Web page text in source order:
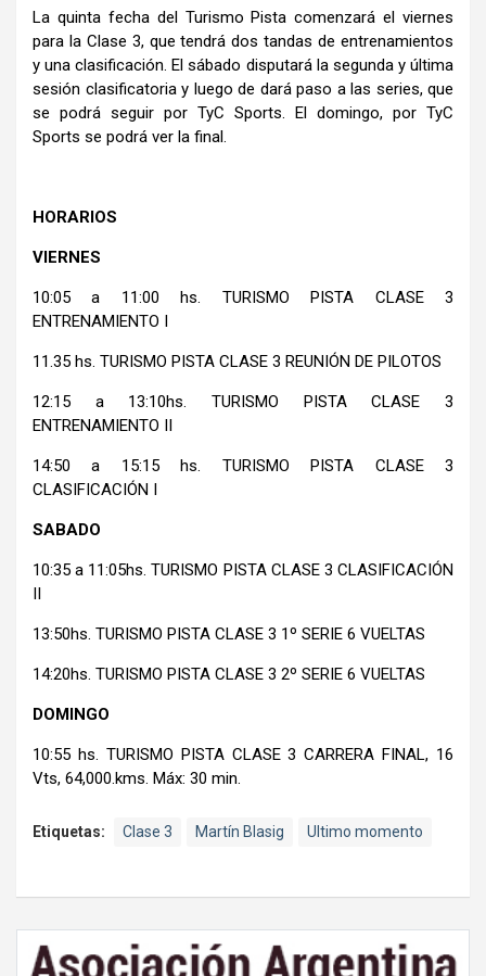
La quinta fecha del Turismo Pista comenzará el viernes
para la Clase 3, que tendrá dos tandas de entrenamientos
y una clasificación. El sábado disputará la segunda y última
sesión clasificatoria y luego de dará paso a las series, que
se podrá seguir por TyC Sports. El domingo, por TyC
Sports se podrá ver la final.
HORARIOS
VIERNES
10:05 a 11:00 hs. TURISMO PISTA CLASE 3
ENTRENAMIENTO I
11.35 hs. TURISMO PISTA CLASE 3 REUNIÓN DE PILOTOS
12:15 a 13:10hs. TURISMO PISTA CLASE 3
ENTRENAMIENTO II
14:50 a 15:15 hs. TURISMO PISTA CLASE 3
CLASIFICACIÓN I
SABADO
10:35 a 11:05hs. TURISMO PISTA CLASE 3 CLASIFICACIÓN
II
13:50hs. TURISMO PISTA CLASE 3 1º SERIE 6 VUELTAS
14:20hs. TURISMO PISTA CLASE 3 2º SERIE 6 VUELTAS
DOMINGO
10:55 hs. TURISMO PISTA CLASE 3 CARRERA FINAL, 16
Vts, 64,000.kms. Máx: 30 min.
Etiquetas: Clase 3 Martín Blasig Ultimo momento